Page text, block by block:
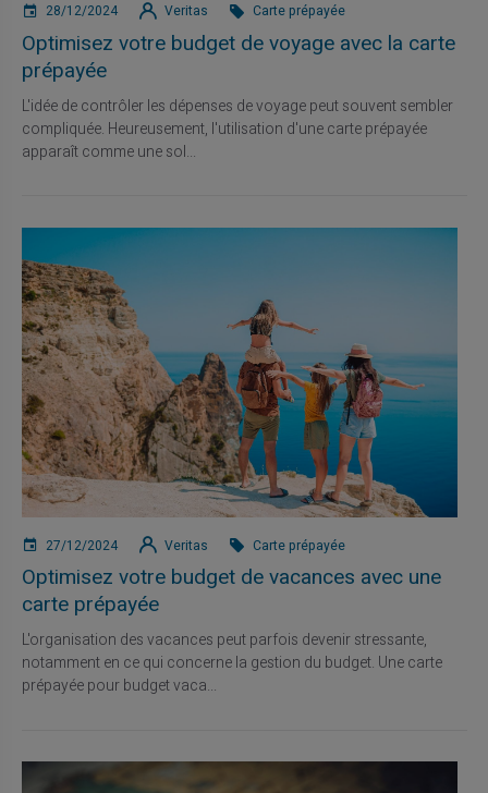
28/12/2024 Veritas Carte prépayée
Optimisez votre budget de voyage avec la carte
prépayée
L'idée de contrôler les dépenses de voyage peut souvent sembler
compliquée. Heureusement, l'utilisation d'une carte prépayée
apparaît comme une sol...
27/12/2024 Veritas Carte prépayée
Optimisez votre budget de vacances avec une
carte prépayée
L'organisation des vacances peut parfois devenir stressante,
notamment en ce qui concerne la gestion du budget. Une carte
prépayée pour budget vaca...